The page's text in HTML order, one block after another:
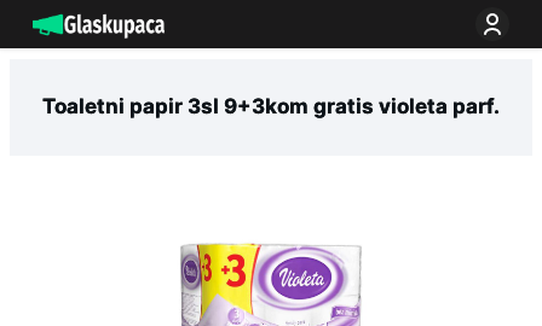
na
Toaletni papir 3sl 9+3kom gratis violeta parf.